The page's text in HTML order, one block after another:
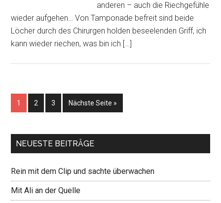
anderen – auch die Riechgefühle
wieder aufgehen… Von Tamponade befreit sind beide
Löcher durch des Chirurgen holden beseelenden Griff, ich
kann wieder riechen, was bin ich […]
1 2 3 Nächste Seite »
NEUESTE BEITRÄGE
Rein mit dem Clip und sachte überwachen
Mit Ali an der Quelle